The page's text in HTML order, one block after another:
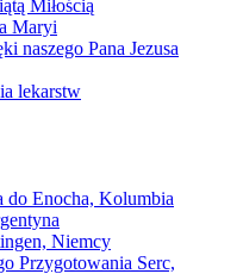
Miłością
Maryi
naszego Pana Jezusa
lekarstw
do Enocha, Kolumbia
Niemcy
Przygotowania Serc,